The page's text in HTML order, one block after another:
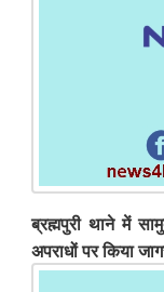
ब्रह्मपुरी थाने में
अपराधों पर किया